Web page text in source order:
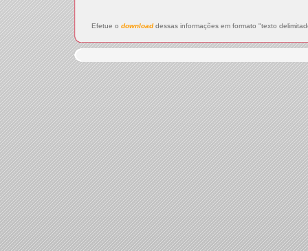
Efetue o downloaddessas informações em formato "texto